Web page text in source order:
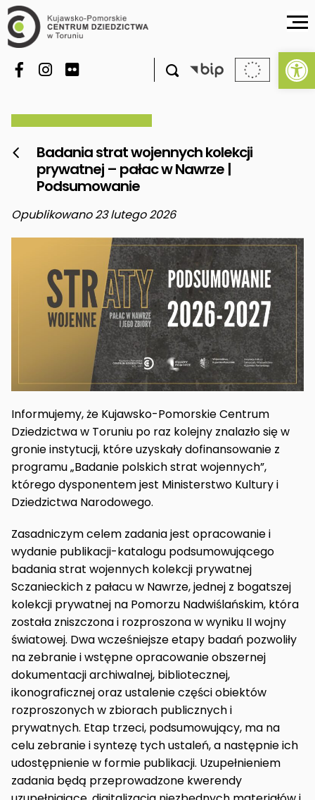


Badania strat wojennych kolekcji
prywatnej – pałac w Nawrze |
Podsumowanie
Opublikowano 23 lutego 2026
Informujemy, że Kujawsko-Pomorskie Centrum
Dziedzictwa w Toruniu po raz kolejny znalazło się w
gronie instytucji, które uzyskały dofinansowanie z
programu „Badanie polskich strat wojennych”,
którego dysponentem jest Ministerstwo Kultury i
Dziedzictwa Narodowego.
Zasadniczym celem zadania jest opracowanie i
wydanie publikacji-katalogu podsumowującego
badania strat wojennych kolekcji prywatnej
Sczanieckich z pałacu w Nawrze, jednej z bogatszej
kolekcji prywatnej na Pomorzu Nadwiślańskim, która
została zniszczona i rozproszona w wyniku II wojny
światowej. Dwa wcześniejsze etapy badań pozwoliły
na zebranie i wstępne opracowanie obszernej
dokumentacji archiwalnej, bibliotecznej,
ikonograficznej oraz ustalenie części obiektów
rozproszonych w zbiorach publicznych i
prywatnych. Etap trzeci, podsumowujący, ma na
celu zebranie i syntezę tych ustaleń, a następnie ich
udostępnienie w formie publikacji. Uzupełnieniem
zadania będą przeprowadzone kwerendy